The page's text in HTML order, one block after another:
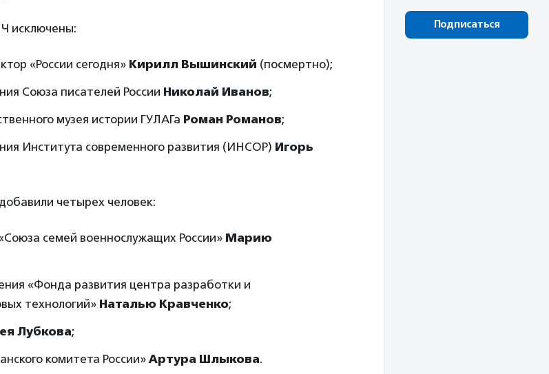
исключены:
«России сегодня» Кирилл Вышинский (посмертно);
Союза писателей России Николай Иванов;
музея истории ГУЛАГа Роман Романов;
Института современного развития (ИНСОР) Игорь
четырех человек:
семей военнослужащих России» Марию
«Фонда развития центра разработки и
технологий» Наталью Кравченко;
Лубкова;
комитета России»Артура Шлыкова.
Подписаться